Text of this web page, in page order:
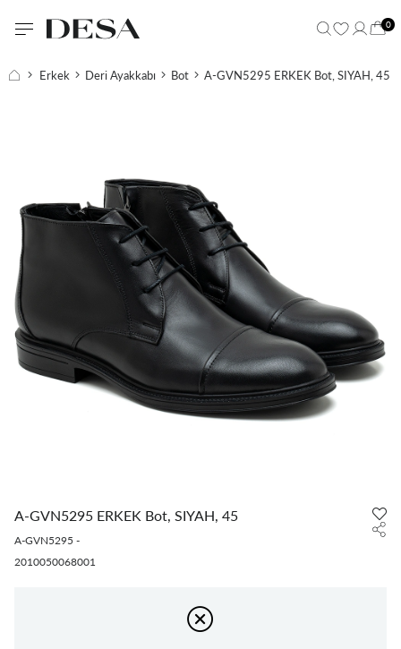
0
Erkek Deri Ayakkabı Bot A-GVN5295 ERKEK Bot, SIYAH, 45
A-GVN5295 ERKEK Bot, SIYAH, 45
A-GVN5295 -
2010050068001